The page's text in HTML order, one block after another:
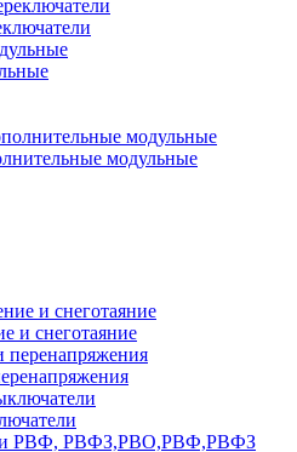
модульные
и снеготаяние